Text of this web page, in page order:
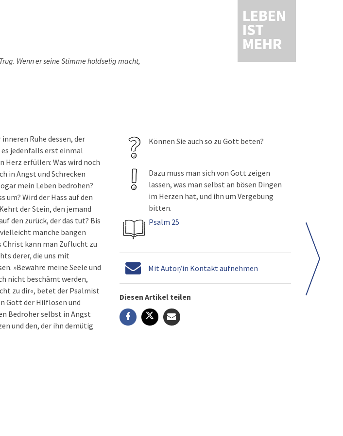
LEBEN
IST
MEHR
Wenn er seine Stimme holdselig macht,
Ruhe dessen, der
jedenfalls erst einmal
Herz erfüllen: Was wird noch
in Angst und Schrecken
mein Leben bedrohen?
um? Wird der Hass auf den
der Stein, den jemand
den zurück, der das tut? Bis
manche bangen
Christ kann man Zuflucht zu
derer, die uns mit
»Bewahre meine Seele und
nicht beschämt werden,
zu dir«, betet der Psalmist
Gott der Hilflosen und
Bedroher selbst in Angst
und den, der ihn demütig
Können Sie auch so zu Gott beten?
Dazu muss man sich von Gott zeigen
lassen, was man selbst an bösen Dingen
im Herzen hat, und ihn um Vergebung
bitten.
Psalm 25
Mit Autor/in Kontakt aufnehmen
Diesen Artikel teilen